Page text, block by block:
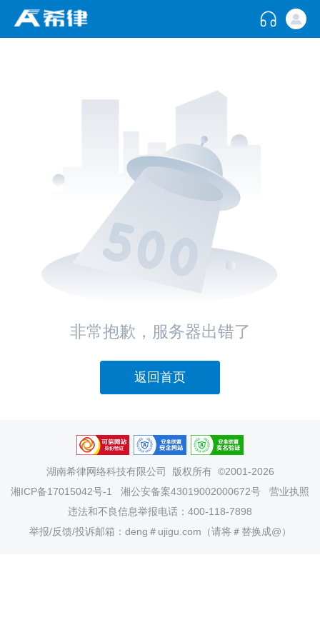
非常抱歉，服务器出错了
返回首页
湖南希律网络科技有限公司
版权所有 ©2001-2026
湘ICP备17015042号-1
湘公安备案43019002000672号
营业执照
违法和不良信息举报电话：400-118-7898
举报/反馈/投诉邮箱：deng＃ujigu.com（请将＃替换成@）